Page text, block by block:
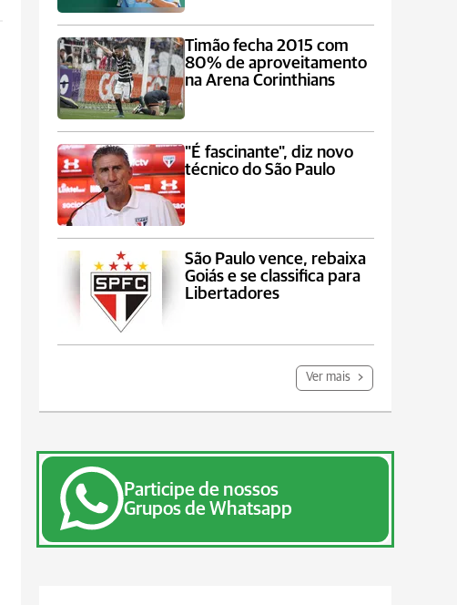
Timão fecha 2015 com
80% de aproveitamento
na Arena Corinthians
"É fascinante", diz novo
técnico do São Paulo
São Paulo vence, rebaixa
Goiás e se classifica para
Libertadores
Ver mais
Participe de nossos
Grupos de Whatsapp